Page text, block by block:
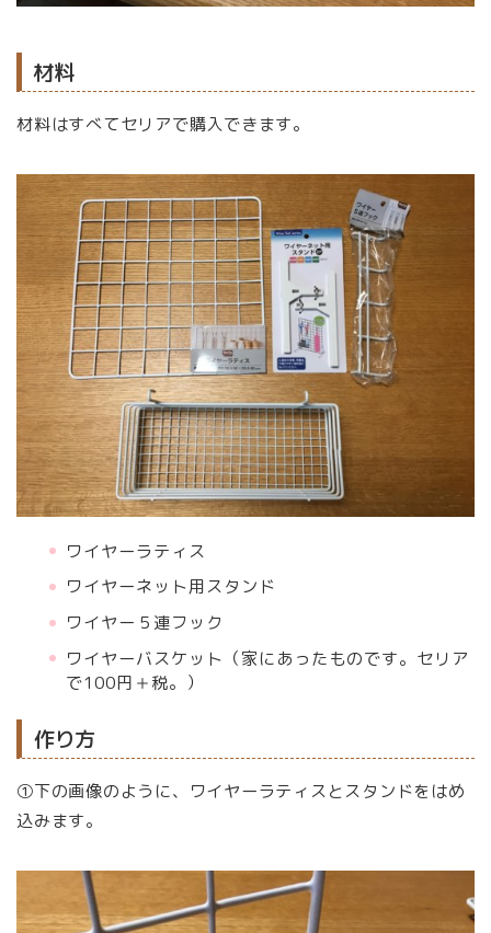
材料
材料はすべてセリアで購入できます。
ワイヤーラティス
ワイヤーネット用スタンド
ワイヤー５連フック
ワイヤーバスケット（家にあったものです。セリア
で100円＋税。）
作り方
①下の画像のように、ワイヤーラティスとスタンドをはめ
込みます。